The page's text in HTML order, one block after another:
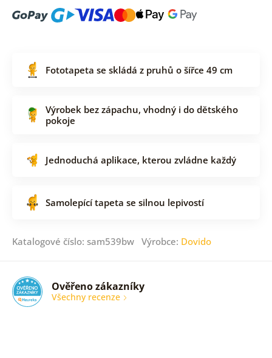
Fototapeta se skládá z pruhů o šířce 49 cm
Výrobek bez zápachu, vhodný i do dětského
pokoje
Jednoduchá aplikace, kterou zvládne každý
Samolepící tapeta se silnou lepivostí
Katalogové číslo: sam539bw Výrobce: Dovido
Ověřeno zákazníky
Všechny recenze